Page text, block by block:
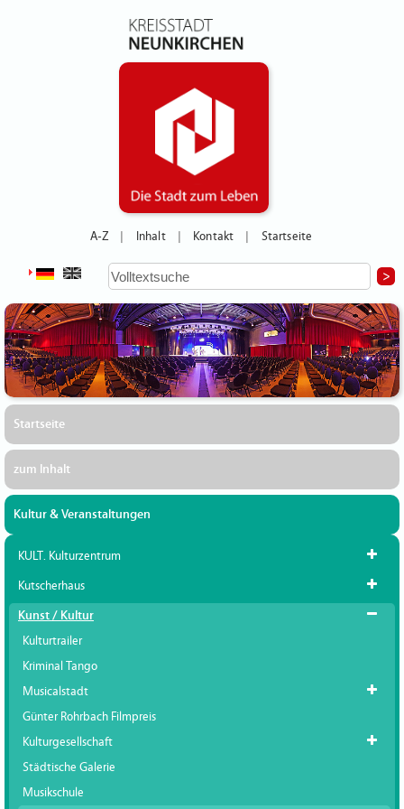
A-Z Inhalt Kontakt Startseite
Startseite
zum Inhalt
Kultur & Veranstaltungen
KULT. Kulturzentrum
Kutscherhaus
Kunst / Kultur
Kulturtrailer
Kriminal Tango
Musicalstadt
Günter Rohrbach Filmpreis
Kulturgesellschaft
Städtische Galerie
Musikschule